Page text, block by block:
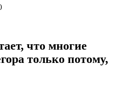
что многие
только потому,